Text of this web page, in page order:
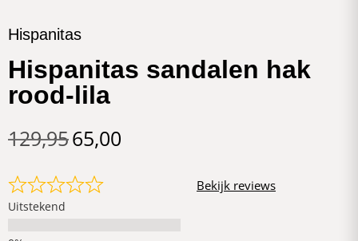
Hispanitas
Hispanitas sandalen hak
rood-lila
129,9565,00
Uitstekend
Bekijk reviews